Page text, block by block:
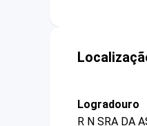
Logradouro
R N SRA DA